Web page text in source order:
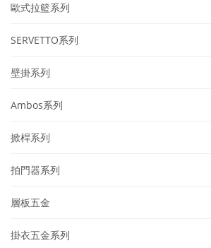
歐式拉籃系列
SERVETTO系列
壁掛系列
Ambos系列
掀桿系列
拍門器系列
層板五金
掛衣五金系列